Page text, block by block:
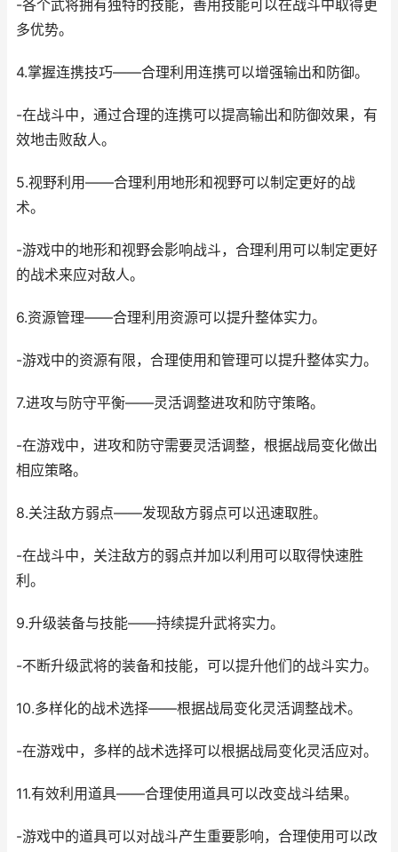
-各个武将拥有独特的技能，善用技能可以在战斗中取得更
多优势。
4.掌握连携技巧——合理利用连携可以增强输出和防御。
-在战斗中，通过合理的连携可以提高输出和防御效果，有
效地击败敌人。
5.视野利用——合理利用地形和视野可以制定更好的战
术。
-游戏中的地形和视野会影响战斗，合理利用可以制定更好
的战术来应对敌人。
6.资源管理——合理利用资源可以提升整体实力。
-游戏中的资源有限，合理使用和管理可以提升整体实力。
7.进攻与防守平衡——灵活调整进攻和防守策略。
-在游戏中，进攻和防守需要灵活调整，根据战局变化做出
相应策略。
8.关注敌方弱点——发现敌方弱点可以迅速取胜。
-在战斗中，关注敌方的弱点并加以利用可以取得快速胜
利。
9.升级装备与技能——持续提升武将实力。
-不断升级武将的装备和技能，可以提升他们的战斗实力。
10.多样化的战术选择——根据战局变化灵活调整战术。
-在游戏中，多样的战术选择可以根据战局变化灵活应对。
11.有效利用道具——合理使用道具可以改变战斗结果。
-游戏中的道具可以对战斗产生重要影响，合理使用可以改